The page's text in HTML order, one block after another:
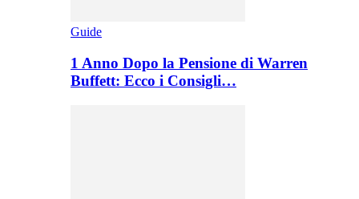
Guide
1 Anno Dopo la Pensione di Warren
Buffett: Ecco i Consigli…